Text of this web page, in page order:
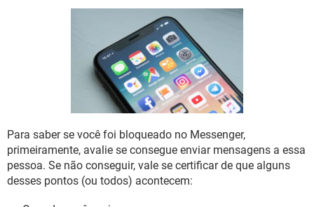
GMAIL
Para saber se você foi bloqueado no Messenger,
primeiramente, avalie se consegue enviar mensagens a essa
pessoa. Se não conseguir, vale se certificar de que alguns
desses pontos (ou todos) acontecem: